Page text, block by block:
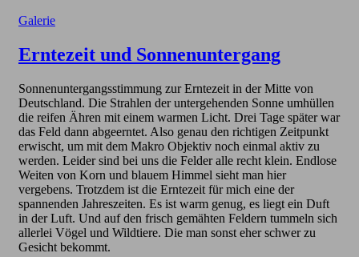
Galerie
Erntezeit und Sonnenuntergang
Sonnenuntergangsstimmung zur Erntezeit in der Mitte von
Deutschland. Die Strahlen der untergehenden Sonne umhüllen
die reifen Ähren mit einem warmen Licht. Drei Tage später war
das Feld dann abgeerntet. Also genau den richtigen Zeitpunkt
erwischt, um mit dem Makro Objektiv noch einmal aktiv zu
werden. Leider sind bei uns die Felder alle recht klein. Endlose
Weiten von Korn und blauem Himmel sieht man hier
vergebens. Trotzdem ist die Erntezeit für mich eine der
spannenden Jahreszeiten. Es ist warm genug, es liegt ein Duft
in der Luft. Und auf den frisch gemähten Feldern tummeln sich
allerlei Vögel und Wildtiere. Die man sonst eher schwer zu
Gesicht bekommt.